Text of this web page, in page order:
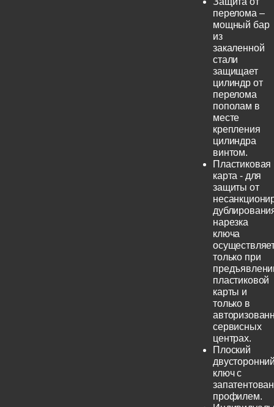
перелома –
мощный бар
из
закаленной
стали
защищает
цилиндр от
перелома
пополам в
месте
крепления
цилиндра
винтом.
Пластиковая
карта - для
защиты от
нарезка
ключа
только при
пластиковой
карты и
только в
сервисных
центрах.
Плоский
ключ с
профилем.